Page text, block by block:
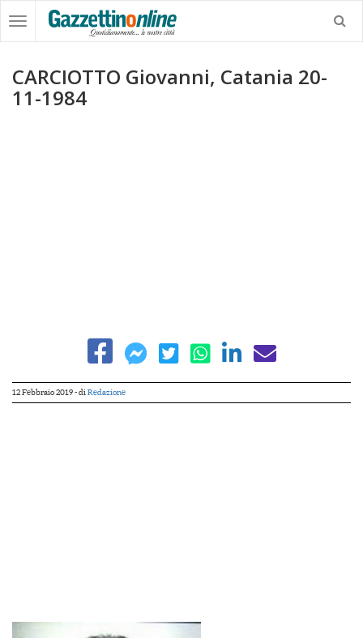
CARCIOTTO Giovanni, Catania 20-
11-1984
12 Febbraio 2019- di Redazione